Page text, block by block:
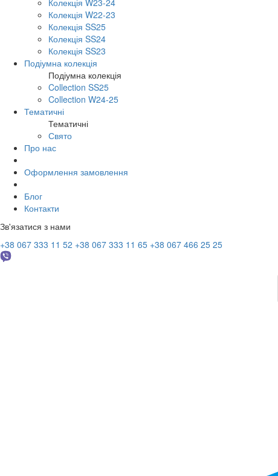
Колекція W23-24
Колекція W22-23
Колекція SS25
Колекція SS24
Колекція SS23
Подіумна колекція
Подіумна колекція
Collection SS25
Collection W24-25
Тематичні
Тематичні
Свято
Про нас
Оформлення замовлення
Блог
Контакти
Зв'язатися з нами
+38 067 333 11 52 +38 067 333 11 65 +38 067 466 25 25